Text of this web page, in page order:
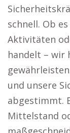
schnell. Ob
Aktivitäten
handelt – wir
und unsere
abgestimmt.
Mittelstand